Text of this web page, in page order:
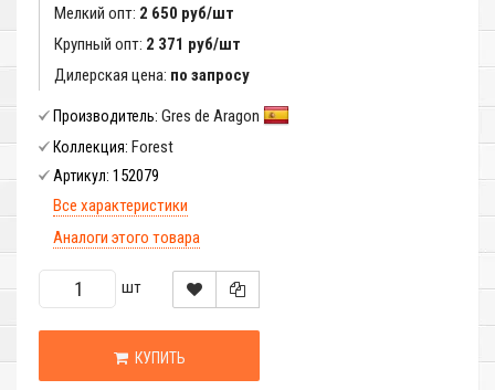
Мелкий опт: 2 650 руб/шт
Крупный опт: 2 371 руб/шт
Дилерская цена: по запросу
Производитель: Gres de Aragon
Коллекция: Forest
Артикул: 152079
Все характеристики
Аналоги этого товара
шт
КУПИТЬ